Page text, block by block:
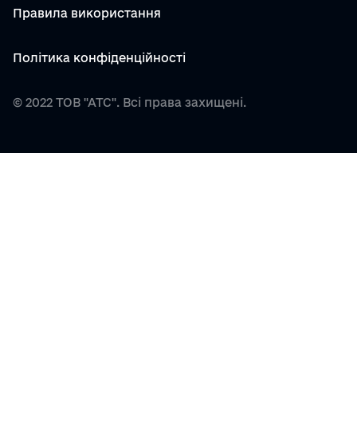
© 2022 ТОВ "АТС". Всі права захищені.
Правила використання
Політика конфіденційності